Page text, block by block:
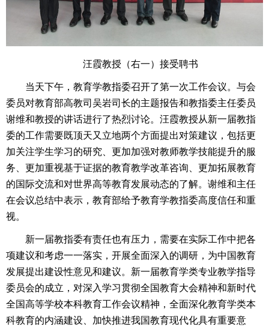
汪霞教授（右一）接受聘书
当天下午，教育学教指委召开了第一次工作会议。与会
委员对教育部高教司吴岩司长的主题报告和教指委主任委员
谢维和教授的讲话进行了热烈讨论。汪霞教授从新一届教指
委的工作需要既顶天又立地两个方面提出对策建议，包括更
加关注学生学习的研究、更加加强对教师教学技能提升的服
务、更加重视基于证据的教育教学改革咨询、更加拓展教育
的国际交流和对世界高等教育发展动态的了解。谢维和主任
在会议总结中表示，教育部给予教育学教指委高度信任和重
视。
新一届教指委有责任也有压力，需要在实际工作中把各
项建议和考虑一一落实，开展全面深入的调研，为中国教育
发展提出建设性意见和建议。新一届教育学类专业教学指导
委员会的成立，对深入学习贯彻全国教育大会精神和新时代
全国高等学校本科教育工作会议精神，全面深化教育学类本
科教育的内涵建设、加快推进我国教育现代化具有重要意